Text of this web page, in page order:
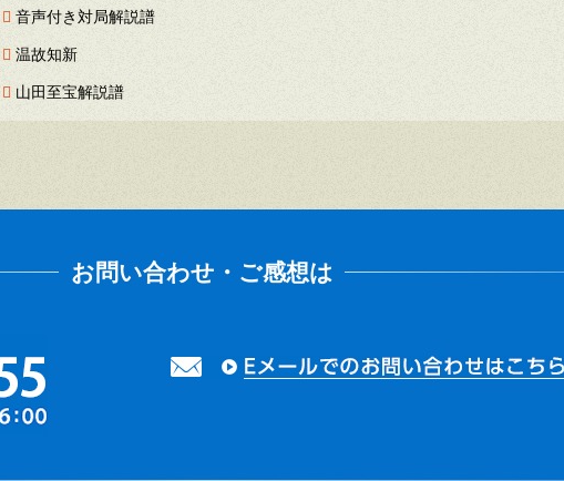
音声付き対局解説譜
温故知新
山田至宝解説譜